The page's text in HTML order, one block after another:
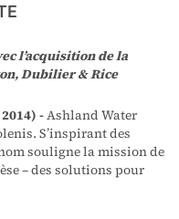
l’acquisition de la
Dubilier & Rice
-Ashland Water
S’inspirant des
nom souligne la mission de
– des solutions pour